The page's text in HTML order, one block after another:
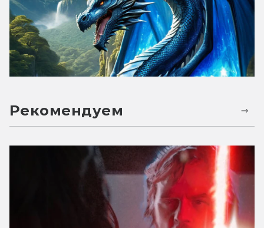
Рекомендуем